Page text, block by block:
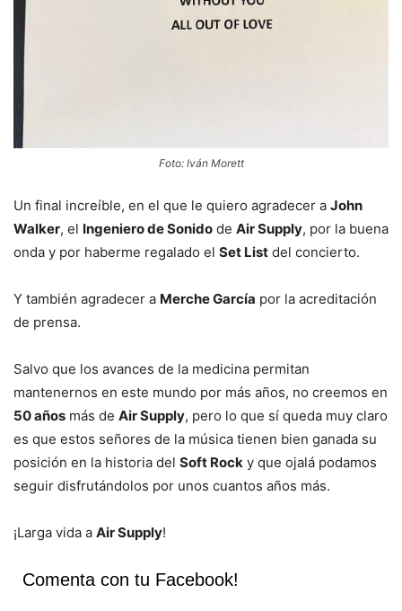
Foto: Iván Morett
Un final increíble, en el que le quiero agradecer a John
Walker, el Ingeniero de Sonido de Air Supply, por la buena
onda y por haberme regalado el Set List del concierto.
Y también agradecer a Merche García por la acreditación
de prensa.
Salvo que los avances de la medicina permitan
mantenernos en este mundo por más años, no creemos en
50 años más de Air Supply, pero lo que sí queda muy claro
es que estos señores de la música tienen bien ganada su
posición en la historia del Soft Rock y que ojalá podamos
seguir disfrutándolos por unos cuantos años más.
¡Larga vida a Air Supply!
Comenta con tu Facebook!